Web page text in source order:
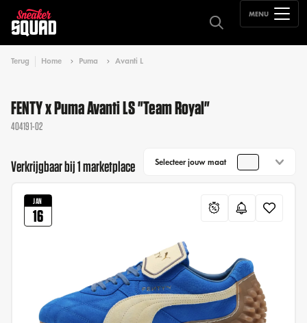
MENU
Terug Home Puma Avanti L
FENTY x Puma Avanti LS "Team Royal"
404191-02
Verkrijgbaar bij 1 marketplace Selecteer jouw maat
JAN
16